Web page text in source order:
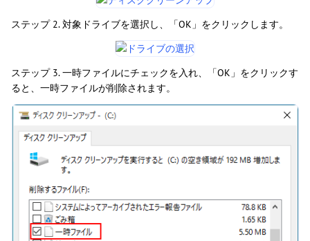
ステップ 2. 対象ドライブを選択し、「OK」をクリックします。
ステップ 3. 一時ファイルにチェックを入れ、「OK」をクリックす
ると、一時ファイルが削除されます。